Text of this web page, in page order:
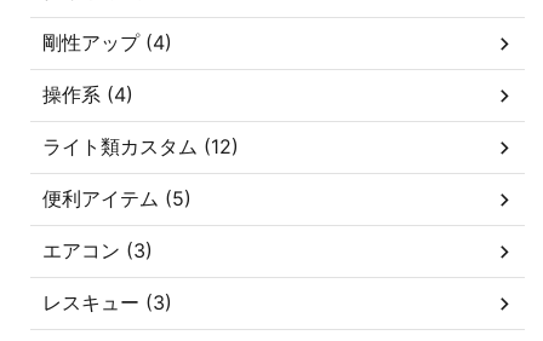
剛性アップ (4)
操作系 (4)
ライト類カスタム (12)
便利アイテム (5)
エアコン (3)
レスキュー (3)